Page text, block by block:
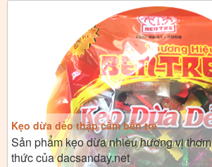
Kẹo dừa dẻo thập cẩm bến tre
Sản phẩm kẹo dừa nhiều hương vị
thức của dacsanday.net